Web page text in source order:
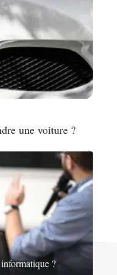
une voiture ?
?
Sitemap